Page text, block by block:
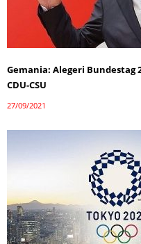
Gemania: Alegeri Bundestag
CDU-CSU
27/09/2021